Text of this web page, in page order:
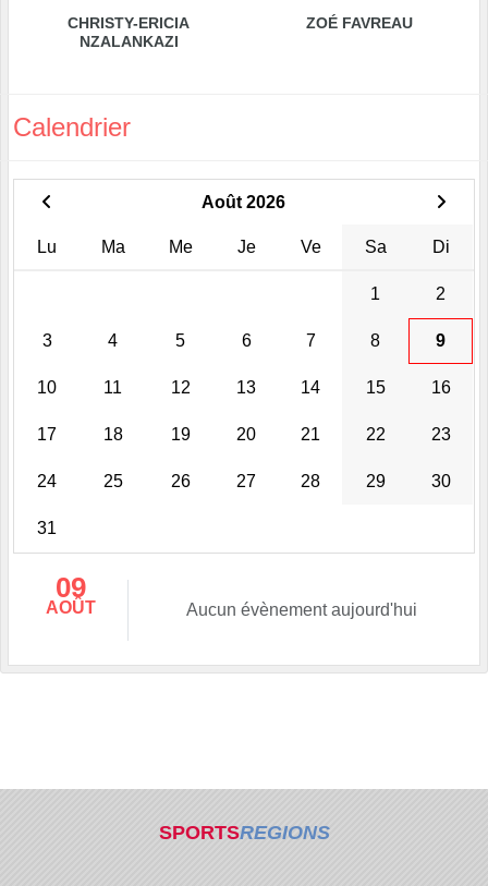
CHRISTY-ERICIA
NZALANKAZI
ZOÉ FAVREAU
Calendrier
Août 2026
Lu Ma Me Je Ve Sa Di
1 2
3 4 5 6 7 8 9
10 11 12 13 14 15 16
17 18 19 20 21 22 23
24 25 26 27 28 29 30
31
09
AOÛT Aucun évènement aujourd'hui
SPORTSREGIONS